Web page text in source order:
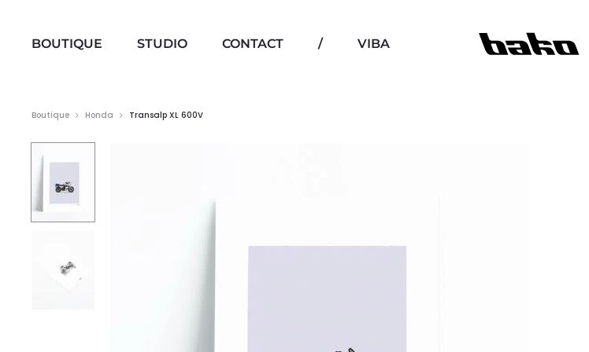
BOUTIQUE STUDIO CONTACT / VIBA
Boutique Honda Transalp XL 600V